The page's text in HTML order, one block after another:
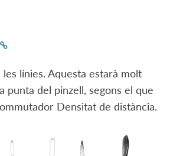
les línies. Aquesta estarà molt
punta del pinzell, segons el que
Densitat de distància.